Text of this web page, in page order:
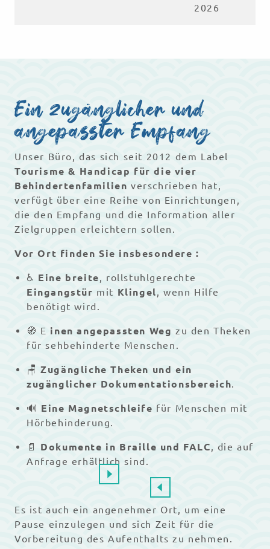
2026
Ein zugänglicher und
angepasster Empfang
Unser Büro, das sich seit 2012 dem Label
Tourisme & Handicap für die vier
Behindertenfamilien verschrieben hat,
verfügt über eine Reihe von Einrichtungen,
die den Empfang und die Information aller
Zielgruppen erleichtern sollen.
Vor Ort finden Sie insbesondere :
♿ Eine breite, rollstuhlgerechte
Eingangstür mit Klingel, wenn Hilfe
benötigt wird.
🧭 E inen angepassten Weg zu den Theken
für sehbehinderte Menschen.
🪑Zugängliche Theken und ein
zugänglicher Dokumentationsbereich.
🔊 Eine Magnetschleife für Menschen mit
Hörbehinderung.
📄 Dokumente in Braille und FALC, die auf
Anfrage erhältlich sind.
Es ist auch ein angenehmer Ort, um eine
Pause einzulegen und sich Zeit für die
Vorbereitung des Aufenthalts zu nehmen.